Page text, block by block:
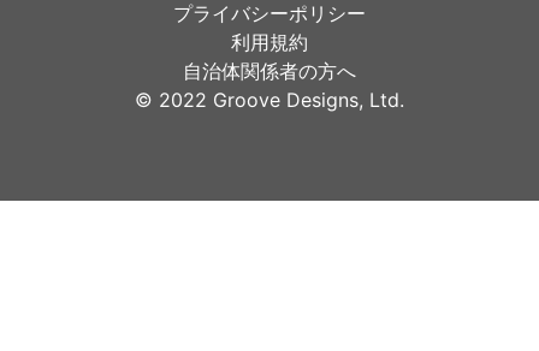
プライバシーポリシー
利用規約
自治体関係者の方へ
©︎ 2022 Groove Designs, Ltd.